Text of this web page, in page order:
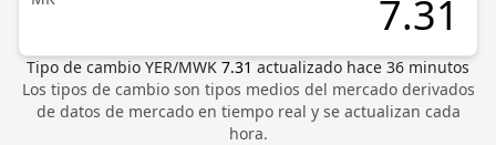
Tipo de cambio YER/MWK 7.31 actualizado hace 36 minutos
Los tipos de cambio son tipos medios del mercado derivados
de datos de mercado en tiempo real y se actualizan cada
hora.